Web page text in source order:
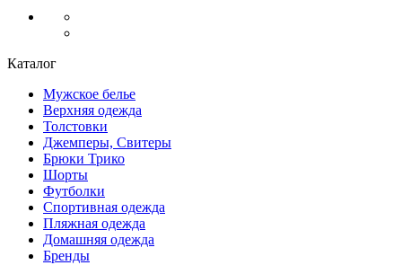
Каталог
Мужское белье
Верхняя одежда
Толстовки
Джемперы, Свитеры
Брюки Трико
Шорты
Футболки
Спортивная одежда
Пляжная одежда
Домашняя одежда
Бренды